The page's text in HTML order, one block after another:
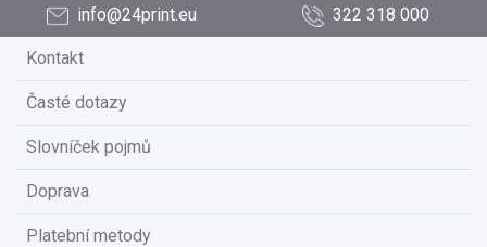
info@24print.eu 322 318 000
Kontakt
Časté dotazy
Slovníček pojmů
Doprava
Platební metody